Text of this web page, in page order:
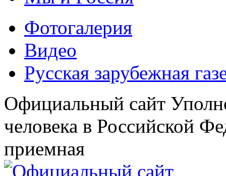
Фотогалерия
Видео
Русская зарубежная
Официальный сайт
человека в Российской
приемная